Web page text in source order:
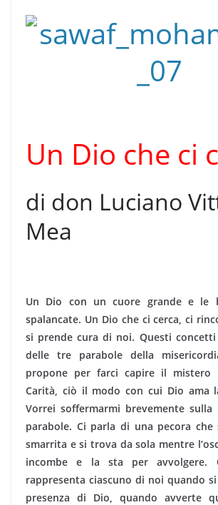
Un Dio che ci
di don Luciano
Mea
Un Dio con un cuore grande e le
spalancate. Un Dio che ci cerca, ci
si prende cura di noi. Questi
delle tre parabole della
propone per farci capire il mistero
Carità, ciò il modo con cui Dio ama
Vorrei soffermarmi brevemente
parabole. Ci parla di una pecora
smarrita e si trova da sola mentre
incombe e la sta per avvolgere.
rappresenta ciascuno di noi quando
presenza di Dio, quando avverte